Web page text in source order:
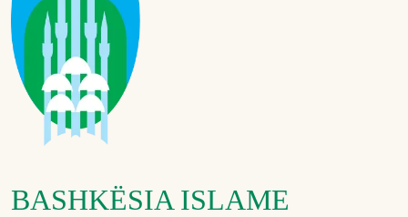
BASHKËSIA ISLAME